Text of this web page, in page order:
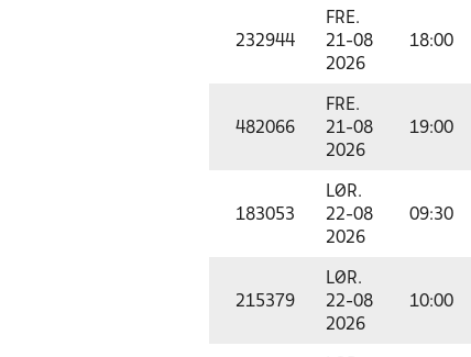
232944
FRE.
21-08
2026
18:00
482066
FRE.
21-08
2026
19:00
183053
LØR.
22-08
2026
09:30
215379
LØR.
22-08
2026
10:00